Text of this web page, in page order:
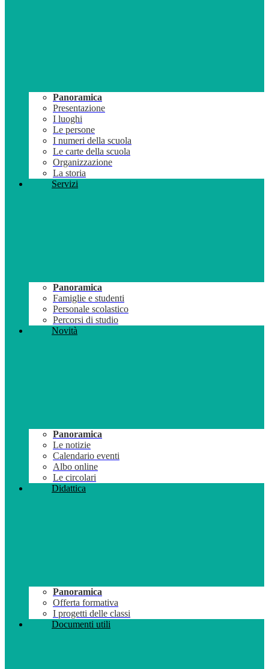
Panoramica
Presentazione
I luoghi
Le persone
I numeri della scuola
Le carte della scuola
Organizzazione
La storia
Servizi
Panoramica
Famiglie e studenti
Personale scolastico
Percorsi di studio
Novità
Panoramica
Le notizie
Calendario eventi
Albo online
Le circolari
Didattica
Panoramica
Offerta formativa
I progetti delle classi
Documenti utili